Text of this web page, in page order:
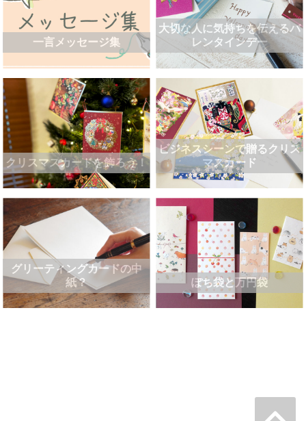
一言メッセージ集
大切な人に気持ちを伝えるバ
レンタインデー
クリスマスカードを飾ろう！
ビジネスシーンで贈るクリス
マスカード
グリーティングカードの中
紙？
ぽち袋と万円袋